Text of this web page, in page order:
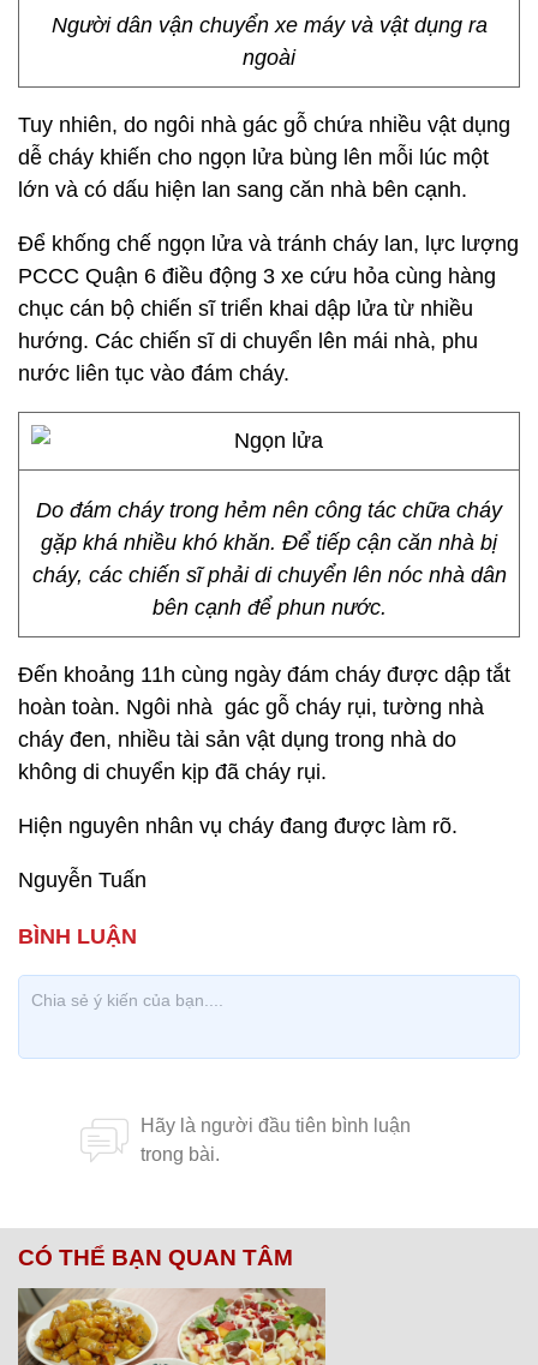
Người dân vận chuyển xe máy và vật dụng ra
ngoài
Tuy nhiên, do ngôi nhà gác gỗ chứa nhiều vật dụng
dễ cháy khiến cho ngọn lửa bùng lên mỗi lúc một
lớn và có dấu hiện lan sang căn nhà bên cạnh.
Để khống chế ngọn lửa và tránh cháy lan, lực lượng
PCCC Quận 6 điều động 3 xe cứu hỏa cùng hàng
chục cán bộ chiến sĩ triển khai dập lửa từ nhiều
hướng. Các chiến sĩ di chuyển lên mái nhà, phu
nước liên tục vào đám cháy.
Do đám cháy trong hẻm nên công tác chữa cháy
gặp khá nhiều khó khăn. Để tiếp cận căn nhà bị
cháy, các chiến sĩ phải di chuyển lên nóc nhà dân
bên cạnh để phun nước.
Đến khoảng 11h cùng ngày đám cháy được dập tắt
hoàn toàn. Ngôi nhà gác gỗ cháy rụi, tường nhà
cháy đen, nhiều tài sản vật dụng trong nhà do
không di chuyển kịp đã cháy rụi.
Hiện nguyên nhân vụ cháy đang được làm rõ.
Nguyễn Tuấn
CÓ THỂ BẠN QUAN TÂM